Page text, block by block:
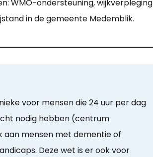
WMO-ondersteuning, wijkverpleging
in de gemeente Medemblik.
voor mensen die 24 uur per dag
nodig hebben (centrum
aan mensen met dementie of
Deze wet is er ook voor